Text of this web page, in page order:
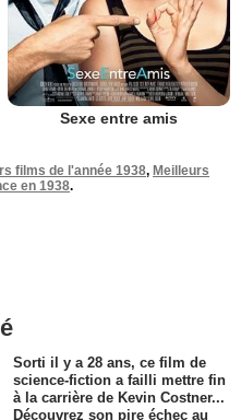
Sexe entre amis
films de l'année 1938, Meilleurs
en 1938.
Sorti il y a 28 ans, ce film de
science-fiction a failli mettre fin
à la carrière de Kevin Costner...
Découvrez son pire échec au